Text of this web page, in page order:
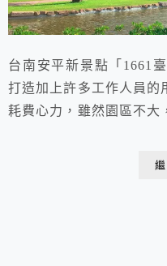
台南安平新景點「1661
打造加上許多工作人員的
耗費心力，雖然園區不大